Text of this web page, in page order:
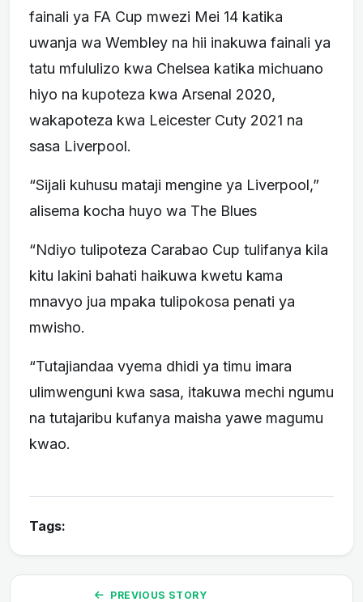
fainali ya FA Cup mwezi Mei 14 katika
uwanja wa Wembley na hii inakuwa fainali ya
tatu mfululizo kwa Chelsea katika michuano
hiyo na kupoteza kwa Arsenal 2020,
wakapoteza kwa Leicester Cuty 2021 na
sasa Liverpool.
“Sijali kuhusu mataji mengine ya Liverpool,”
alisema kocha huyo wa The Blues
“Ndiyo tulipoteza Carabao Cup tulifanya kila
kitu lakini bahati haikuwa kwetu kama
mnavyo jua mpaka tulipokosa penati ya
mwisho.
“Tutajiandaa vyema dhidi ya timu imara
ulimwenguni kwa sasa, itakuwa mechi ngumu
na tutajaribu kufanya maisha yawe magumu
kwao.
Tags:
PREVIOUS STORY